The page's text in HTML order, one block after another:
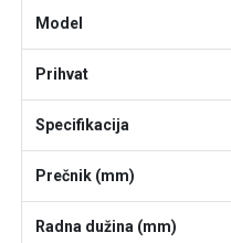
Model
Prihvat
Specifikacija
Prečnik (mm)
Radna dužina (mm)